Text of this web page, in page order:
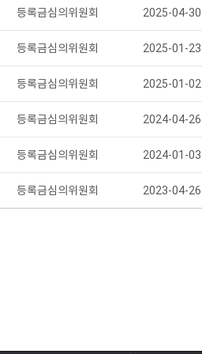
등록금심의위원회 2025-04-30
등록금심의위원회 2025-01-23
등록금심의위원회 2025-01-02
등록금심의위원회 2024-04-26
등록금심의위원회 2024-01-03
등록금심의위원회 2023-04-26